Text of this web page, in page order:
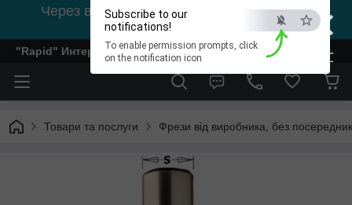
×
ESC
Subscribe to our
notifications!
To enable permission prompts, click
on the notification icon
Через відсутність світла, зв'язок на viber
0978002056
"Rapid" Интернет-магазин деревообрабатывающего
Товари та послуги Фрези від виробника, без